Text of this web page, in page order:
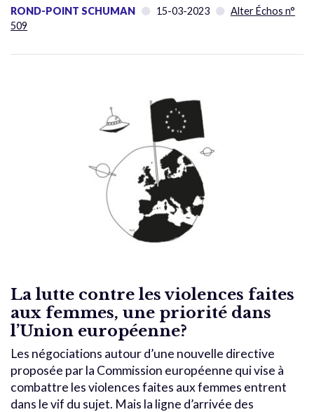
ROND-POINT SCHUMAN 15-03-2023
Alter Échos n°
509
La lutte contre les violences faites
aux femmes, une priorité dans
l’Union européenne?
Les négociations autour d’une nouvelle directive
proposée par la Commission européenne qui vise à
combattre les violences faites aux femmes entrent
dans le vif du sujet. Mais la ligne d’arrivée des